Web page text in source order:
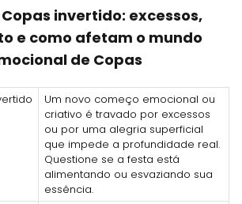
Copas invertido: excessos,
e como afetam o mundo
de Copas
Um novo começo emocional ou
criativo é travado por excessos
ou por uma alegria superficial
que impede a profundidade real.
Questione se a festa está
alimentando ou esvaziando sua
essência.